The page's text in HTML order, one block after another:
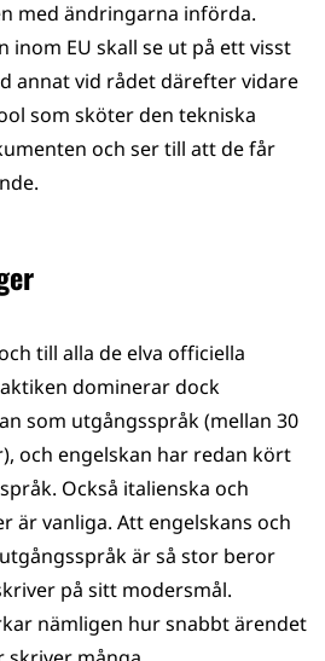
med ändringarna införda.
inom EU skall se ut på ett visst
annat vid rådet därefter vidare
som sköter den tekniska
och ser till att de får
till alla de elva officiella
dominerar dock
som utgångsspråk (mellan 30
och engelskan har redan kört
Också italienska och
är vanliga. Att engelskans och
är så stor beror
på sitt modersmål.
nämligen hur snabbt ärendet